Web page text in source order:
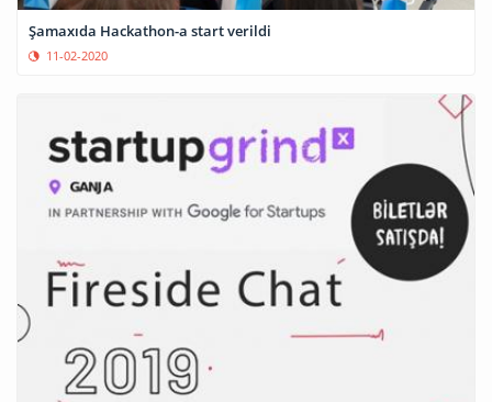
Şamaxıda Hackathon-a start verildi
11-02-2020